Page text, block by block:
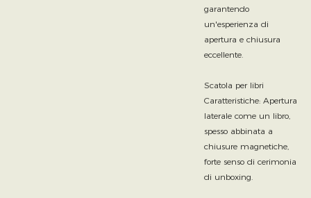
garantendo
un'esperienza di
apertura e chiusura
eccellente.
Scatola per libri
Caratteristiche: Apertura
laterale come un libro,
spesso abbinata a
chiusure magnetiche,
forte senso di cerimonia
di unboxing.